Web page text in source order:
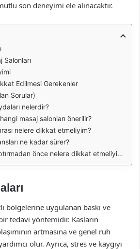
son deneyimi ele alınacaktır.
Salonları
Edilmesi Gerekenler
Sorular)
nelerdir?
masaj salonları önerilir?
nelere dikkat etmeliyim?
ne kadar sürer?
önce nelere dikkat etmeliyim?
bölgelerine uygulanan baskı ve
tedavi yöntemidir. Kasların
artmasına ve genel ruh
olur. Ayrıca, stres ve kaygıyı